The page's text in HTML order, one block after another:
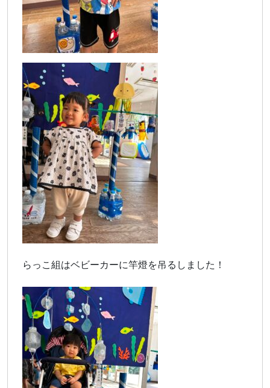
らっこ組はベビーカーに竿燈を吊るしました！